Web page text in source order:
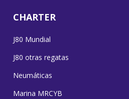
CHARTER
J80 Mundial
J80 otras regatas
Neumáticas
Marina MRCYB